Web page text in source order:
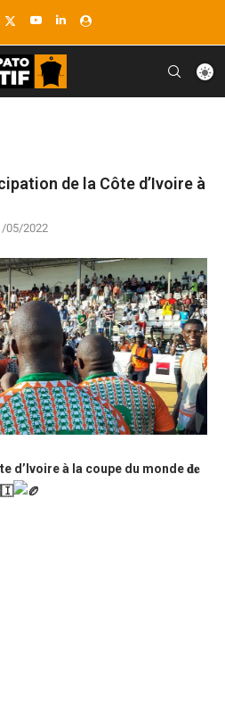
de la Côte d’Ivoire à
05/2022
d’Ivoire à la coupe du monde 𝐝𝐞